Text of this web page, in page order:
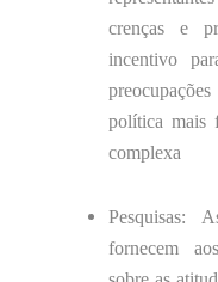
crenças e
incentivo
política mais
complexa
Pesquisas:
fornecem